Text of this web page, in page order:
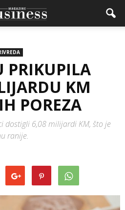
PRIKUPILA
KM
POREZA
dostigli 6,08 milijardi KM, što je
ranije.